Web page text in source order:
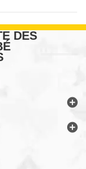
DES